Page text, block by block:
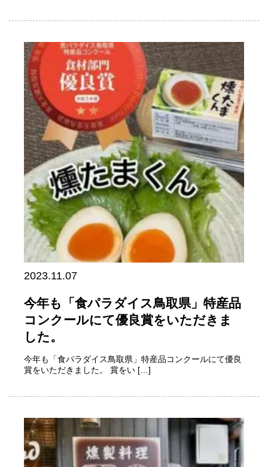
2023.11.07
今年も「食パラダイス鳥取県」特産品
コンクールにて優良賞をいただきま
した。
今年も「食パラダイス鳥取県」特産品コンクールにて優良
賞をいただきました。 賞をい […]